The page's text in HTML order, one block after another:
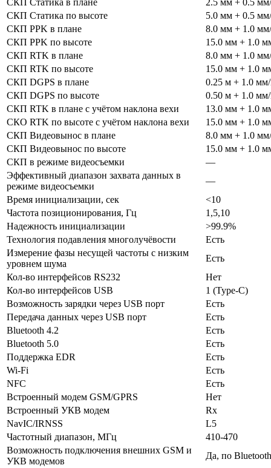
СКП Статика по высоте
5.0 мм + 0.5
СКП PPK в плане
8.0 мм + 1.0
СКП PPK по высоте
15.0 мм + 1.0
СКП RTK в плане
8.0 мм + 1.0
СКП RTK по высоте
15.0 мм + 1.0
СКП DGPS в плане
0.25 м + 1.0
СКП DGPS по высоте
0.50 м + 1.0
СКП RTK в плане с учётом наклона вехи
13.0 мм + 1.0
СКО RTK по высоте с учётом наклона вехи
15.0 мм + 1.0
СКП Видеовынос в плане
8.0 мм + 1.0
СКП Видеовынос по высоте
15.0 мм + 1.0
СКП в режиме видеосъемки
—
Эффективный диапазон захвата данных в
режиме видеосъемки
—
Время инициализации, сек
˂10
Частота позиционирования, Гц
1,5,10
Надежность инициализации
˃99.9%
Технология подавления многолучёвости
Есть
Измерение фазы несущей частоты с низким
уровнем шума
Есть
Кол-во интерфейсов RS232
Нет
Кол-во интерфейсов USB
1 (Type-C)
Возможность зарядки через USB порт
Есть
Передача данных через USB порт
Есть
Bluetooth 4.2
Есть
Bluetooth 5.0
Есть
Поддержка EDR
Есть
Wi-Fi
Есть
NFC
Есть
Встроенный модем GSM/GPRS
Нет
Встроенный УКВ модем
Rx
NavIC/IRNSS
L5
Частотный диапазон, МГц
410-470
Возможность подключения внешних GSM и
УКВ модемов
Да, по Bluetooth